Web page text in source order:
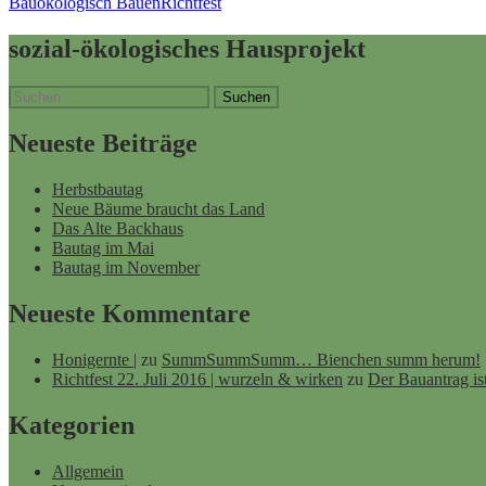
sozial-ökologisches Hausprojekt
Suchen
nach:
Neueste Beiträge
Herbstbautag
Neue Bäume braucht das Land
Das Alte Backhaus
Bautag im Mai
Bautag im November
Neueste Kommentare
Honigernte | zu SummSummSumm… Bienchen summ herum!
Richtfest 22. Juli 2016 | wurzeln & wirken zu Der Bauantrag
Kategorien
Allgemein